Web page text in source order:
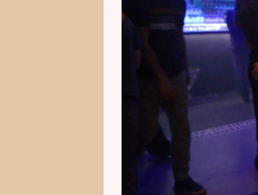
Tajemná smrt v
hlavu nejen
nikdo nečekal.